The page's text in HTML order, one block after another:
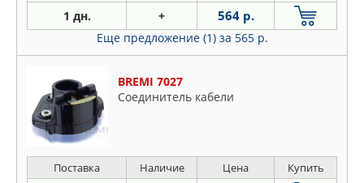
1 дн. + 564 р.
Еще предложение (1) за 565 р.
BREMI 7027
Соединитель кабели
Поставка Наличие Цена Купить